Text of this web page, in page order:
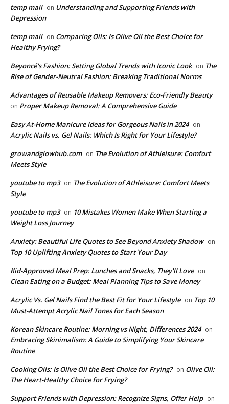
temp mail on Understanding and Supporting Friends with
Depression
temp mail on Comparing Oils: Is Olive Oil the Best Choice for
Healthy Frying?
Beyoncé's Fashion: Setting Global Trends with Iconic Look on The
Rise of Gender-Neutral Fashion: Breaking Traditional Norms
Advantages of Reusable Makeup Removers: Eco-Friendly Beauty
on Proper Makeup Removal: A Comprehensive Guide
Easy At-Home Manicure Ideas for Gorgeous Nails in 2024 on
Acrylic Nails vs. Gel Nails: Which Is Right for Your Lifestyle?
growandglowhub.com on The Evolution of Athleisure: Comfort
Meets Style
youtube to mp3 on The Evolution of Athleisure: Comfort Meets
Style
youtube to mp3 on 10 Mistakes Women Make When Starting a
Weight Loss Journey
Anxiety: Beautiful Life Quotes to See Beyond Anxiety Shadow on
Top 10 Uplifting Anxiety Quotes to Start Your Day
Kid-Approved Meal Prep: Lunches and Snacks, They'll Love on
Clean Eating on a Budget: Meal Planning Tips to Save Money
Acrylic Vs. Gel Nails Find the Best Fit for Your Lifestyle on Top 10
Must-Attempt Acrylic Nail Tones for Each Season
Korean Skincare Routine: Morning vs Night, Differences 2024 on
Embracing Skinimalism: A Guide to Simplifying Your Skincare
Routine
Cooking Oils: Is Olive Oil the Best Choice for Frying? on Olive Oil:
The Heart-Healthy Choice for Frying?
Support Friends with Depression: Recognize Signs, Offer Help on